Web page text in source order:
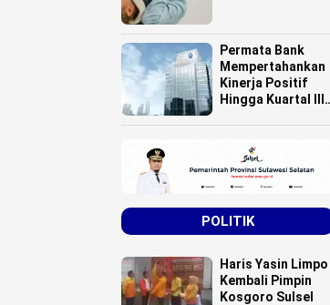
Permata Bank
Mempertahankan
Kinerja Positif
Hingga Kuartal III
POLITIK
Haris Yasin Limpo
Kembali Pimpin
Kosgoro Sulsel